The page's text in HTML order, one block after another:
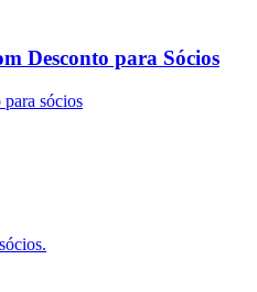
Desconto para Sócios
sócios